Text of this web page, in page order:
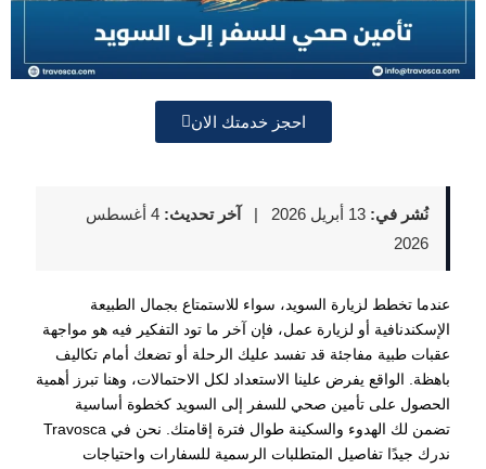
احجز خدمتك الان
نُشر في:13 أبريل 2026 آخر تحديث:
4 أغسطس
2026
عندما تخطط لزيارة السويد، سواء للاستمتاع بجمال الطبيعة
الإسكندنافية أو لزيارة عمل، فإن آخر ما تود التفكير فيه هو مواجهة
عقبات طبية مفاجئة قد تفسد عليك الرحلة أو تضعك أمام تكاليف
باهظة. الواقع يفرض علينا الاستعداد لكل الاحتمالات، وهنا تبرز أهمية
الحصول على تأمين صحي للسفر إلى السويد كخطوة أساسية
تضمن لك الهدوء والسكينة طوال فترة إقامتك. نحن في Travosca
ندرك جيدًا تفاصيل المتطلبات الرسمية للسفارات واحتياجات